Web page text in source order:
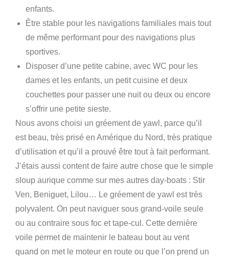
enfants.
Être stable pour les navigations familiales mais tout
de même performant pour des navigations plus
sportives.
Disposer d’une petite cabine, avec WC pour les
dames et les enfants, un petit cuisine et deux
couchettes pour passer une nuit ou deux ou encore
s’offrir une petite sieste.
Nous avons choisi un gréement de yawl, parce qu’il
est beau, très prisé en Amérique du Nord, très pratique
d’utilisation et qu’il a prouvé être tout à fait performant.
J’étais aussi content de faire autre chose que le simple
sloup aurique comme sur mes autres day-boats : Stir
Ven, Beniguet, Lilou… Le gréement de yawl est très
polyvalent. On peut naviguer sous grand-voile seule
ou au contraire sous foc et tape-cul. Cette dernière
voile permet de maintenir le bateau bout au vent
quand on met le moteur en route ou que l’on prend un